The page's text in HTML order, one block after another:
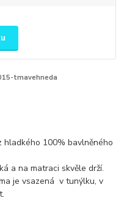
tmavehneda
hladkého 100% bavlněného
a na matraci skvěle drží.
je vsazená v tunýlku, v